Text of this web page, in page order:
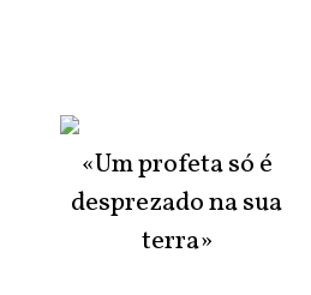
«Um profeta só é
desprezado na sua
terra»